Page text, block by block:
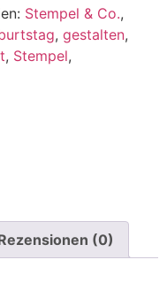
Stempel & Co.,
, gestalten,
, Stempel,
(0)